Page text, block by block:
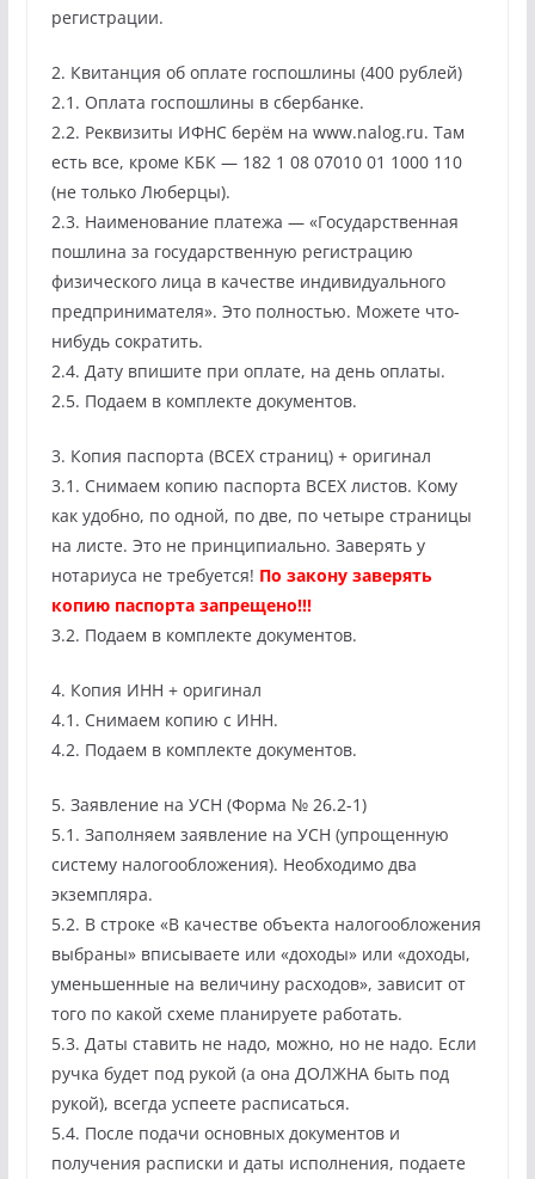
регистрации.
2. Квитанция об оплате госпошлины (400 рублей)
2.1. Оплата госпошлины в сбербанке.
2.2. Реквизиты ИФНС берём на www.nalog.ru. Там
есть все, кроме КБК — 182 1 08 07010 01 1000 110
(не только Люберцы).
2.3. Наименование платежа — «Государственная
пошлина за государственную регистрацию
физического лица в качестве индивидуального
предпринимателя». Это полностью. Можете что-
нибудь сократить.
2.4. Дату впишите при оплате, на день оплаты.
2.5. Подаем в комплекте документов.
3. Копия паспорта (ВСЕХ страниц) + оригинал
3.1. Снимаем копию паспорта ВСЕХ листов. Кому
как удобно, по одной, по две, по четыре страницы
на листе. Это не принципиально. Заверять у
нотариуса не требуется! По закону заверять
копию паспорта запрещено!!!
3.2. Подаем в комплекте документов.
4. Копия ИНН + оригинал
4.1. Снимаем копию с ИНН.
4.2. Подаем в комплекте документов.
5. Заявление на УСН (Форма № 26.2-1)
5.1. Заполняем заявление на УСН (упрощенную
систему налогообложения). Необходимо два
экземпляра.
5.2. В строке «В качестве объекта налогообложения
выбраны» вписываете или «доходы» или «доходы,
уменьшенные на величину расходов», зависит от
того по какой схеме планируете работать.
5.3. Даты ставить не надо, можно, но не надо. Если
ручка будет под рукой (а она ДОЛЖНА быть под
рукой), всегда успеете расписаться.
5.4. После подачи основных документов и
получения расписки и даты исполнения, подаете